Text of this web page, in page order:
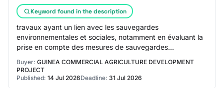
Keyword found in the description
travaux ayant un lien avec les sauvegardes
environnementales et sociales, notamment en évaluant la
prise en compte des mesures de sauvegardes
soumissionnai…
Buyer: GUINEA COMMERCIAL AGRICULTURE DEVELOPMENT
PROJECT
Published: 14 Jul 2026Deadline: 31 Jul 2026